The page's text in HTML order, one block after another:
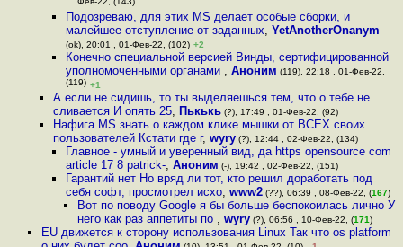
Фев-22, (143)
Подозреваю, для этих MS делает особые сборки, и
малейшее отступление от заданных, YetAnotherOnanym
(ok), 20:01 , 01-Фев-22, (102) +2
Конечно специальной версией Винды, сертифицированной
уполномоченными органами , Аноним (119), 22:18 , 01-Фев-22,
(119) +1
А если не сидишь, то ты выделяешься тем, что о тебе не
сливается И опять 25, Пькькь (?), 17:49 , 01-Фев-22, (92)
Нафига MS знать о каждом клике мышки от ВСЕХ своих
пользователей Кстати где г,wyry (?), 12:44 , 02-Фев-22, (134)
Главное - умный и уверенный вид, да https opensource com
article 17 8 patrick-, Аноним (-), 19:42 , 02-Фев-22, (151)
Гарантий нет Но вряд ли тот, кто решил доработать под
себя софт, просмотрел исхо, www2(??), 06:39 , 08-Фев-22, (167)
Вот по поводу Google я бы больше беспокоилась лично У
него как раз аппетиты по , wyry(?), 06:56 , 10-Фев-22, (171)
EU движется к сторону использования Linux Так что os platform